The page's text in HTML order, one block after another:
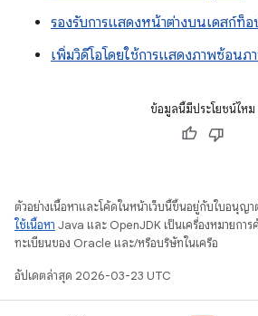
รองรับการแสดงหน้าต่างบนเดสก์ท็อ
เพิ่มวิดีโอโดยใช้การแสดงภาพซ้อนภ
ข้อมูลนี้มีประโยชน์ไหม
ตัวอย่างเนื้อหาและโค้ดในหน้าเว็บนี้ขึ้นอยู่กับใบอนุญา
ใช้เนื้อหา Java และ OpenJDK เป็นเครื่องหมายการ
ทะเบียนของ Oracle และ/หรือบริษัทในเครือ
อัปเดตล่าสุด 2026-03-23 UTC